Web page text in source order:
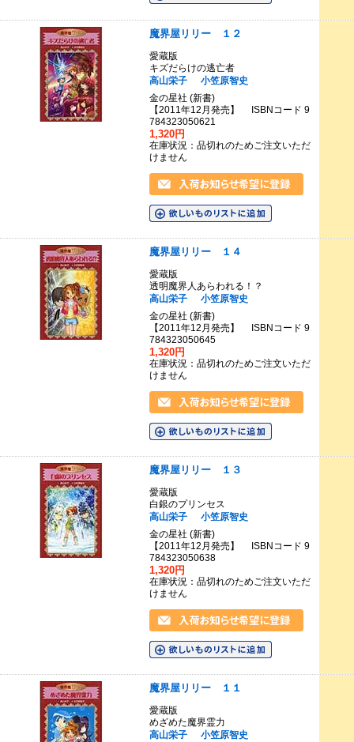
魔界屋リリー １２
愛蔵版
キズだらけの逃亡者
高山栄子
小笠原智史
金の星社 (新書)
【2011年12月発売】 ISBNコード 9
784323050621
1,320円
在庫状況：品切れのためご注文いただ
けません
魔界屋リリー １４
愛蔵版
透明魔界人あらわれる！？
高山栄子
小笠原智史
金の星社 (新書)
【2011年12月発売】 ISBNコード 9
784323050645
1,320円
在庫状況：品切れのためご注文いただ
けません
魔界屋リリー １３
愛蔵版
白銀のプリンセス
高山栄子
小笠原智史
金の星社 (新書)
【2011年12月発売】 ISBNコード 9
784323050638
1,320円
在庫状況：品切れのためご注文いただ
けません
魔界屋リリー １１
愛蔵版
めざめた魔界霊力
高山栄子
小笠原智史